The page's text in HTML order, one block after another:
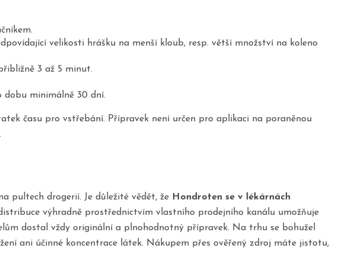
velikosti hrášku na menší kloub, resp. větší množství na koleno
3 až 5 minut.
dobu minimálně 30 dní.
času pro vstřebání. Přípravek není určen pro aplikaci na poraněnou
pultech drogerií. Je důležité vědět, že Hondroten se v lékárnách
výhradně prostřednictvím vlastního prodejního kanálu umožňuje
dostal vždy originální a plnohodnotný přípravek. Na trhu se bohužel
ani účinné koncentrace látek. Nákupem přes ověřený zdroj máte jistotu,